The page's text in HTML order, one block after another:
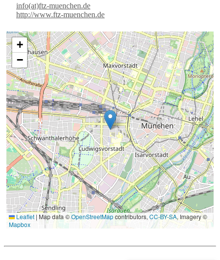
info(at)ftz-muenchen.de
http://www.ftz-muenchen.de
+
−
Leaflet | Map data ©OpenStreetMapcontributors, CC-BY-SA, Imagery ©
Mapbox